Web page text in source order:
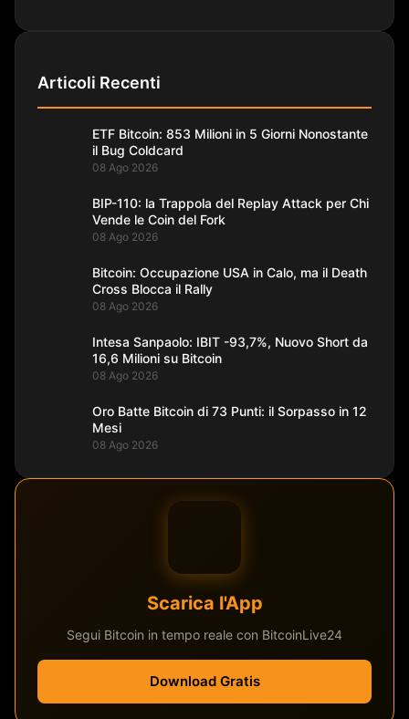
Articoli Recenti
ETF Bitcoin: 853 Milioni in 5 Giorni Nonostante
il Bug Coldcard
08 Ago 2026
BIP-110: la Trappola del Replay Attack per Chi
Vende le Coin del Fork
08 Ago 2026
Bitcoin: Occupazione USA in Calo, ma il Death
Cross Blocca il Rally
08 Ago 2026
Intesa Sanpaolo: IBIT -93,7%, Nuovo Short da
16,6 Milioni su Bitcoin
08 Ago 2026
Oro Batte Bitcoin di 73 Punti: il Sorpasso in 12
Mesi
08 Ago 2026
Scarica l'App
Segui Bitcoin in tempo reale con BitcoinLive24
Download Gratis